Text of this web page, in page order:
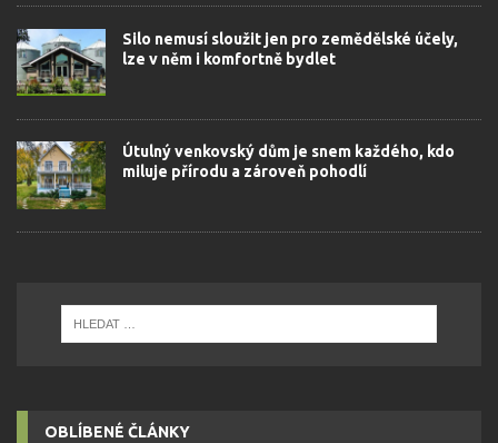
Silo nemusí sloužit jen pro zemědělské účely,
lze v něm i komfortně bydlet
Útulný venkovský dům je snem každého, kdo
miluje přírodu a zároveň pohodlí
OBLÍBENÉ ČLÁNKY